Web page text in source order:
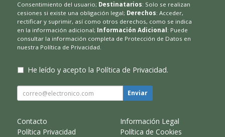
Consentimiento del usuario; Destinatarios: Solo se realizan
cesiones si existe una obligación legal; Derechos: Acceder,
rectificar y suprimir, así como otros derechos, como se indica
en la información adicional; Información Adicional : Puede
consultar la información completa de Protección de Datos en
nuestra Política de Privacidad.
He leído y acepto la Política de Privacidad.
Enviar
Contacto
Información Legal
Política Privacidad
Política de Cookies